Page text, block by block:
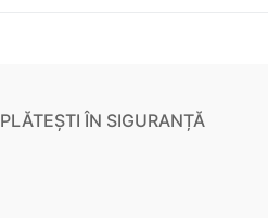
PLĂTEȘTI ÎN SIGURANȚĂ